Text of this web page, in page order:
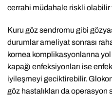
cerrahi müdahale riskli olabilir
Kuru göz sendromu gibi
durumlar ameliyat sonrası
kornea komplikasyonlarına
kapağı enfeksiyonları ise
iyileşmeyi geciktirebilir.
göz hastalıkları da operasyon